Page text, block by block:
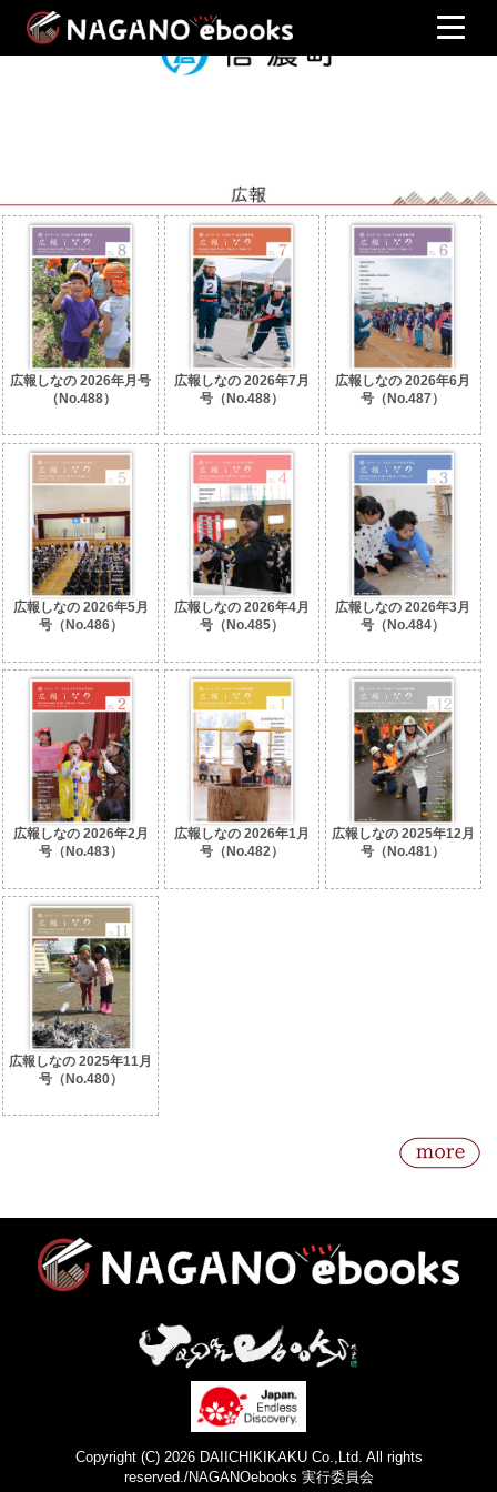
広報しなの 2026年月号
（No.488）
広報しなの 2026年7月
号（No.488）
広報しなの 2026年6月
号（No.487）
広報しなの 2026年5月
号（No.486）
広報しなの 2026年4月
号（No.485）
広報しなの 2026年3月
号（No.484）
広報しなの 2026年2月
号（No.483）
広報しなの 2026年1月
号（No.482）
広報しなの 2025年12月
号（No.481）
広報しなの 2025年11月
号（No.480）
Copyright (C) 2026 DAIICHIKIKAKU Co.,Ltd. All rights
reserved./NAGANOebooks 実行委員会